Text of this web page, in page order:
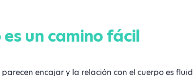
un camino fácil
encajar y la relación con el cuerpo es